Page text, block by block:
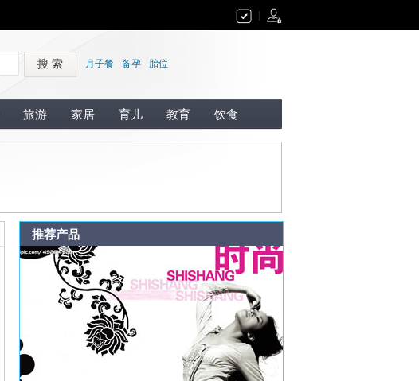
搜 索 月子餐 备孕 胎位
旅游 家居 育儿 教育 饮食
推荐产品